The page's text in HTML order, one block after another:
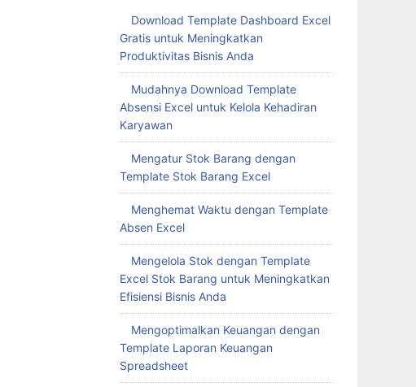
Download Template Dashboard Excel
Gratis untuk Meningkatkan
Produktivitas Bisnis Anda
Mudahnya Download Template
Absensi Excel untuk Kelola Kehadiran
Karyawan
Mengatur Stok Barang dengan
Template Stok Barang Excel
Menghemat Waktu dengan Template
Absen Excel
Mengelola Stok dengan Template
Excel Stok Barang untuk Meningkatkan
Efisiensi Bisnis Anda
Mengoptimalkan Keuangan dengan
Template Laporan Keuangan
Spreadsheet